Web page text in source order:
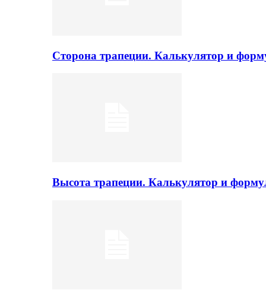
Сторона трапеции. Калькулятор и
Высота трапеции. Калькулятор и